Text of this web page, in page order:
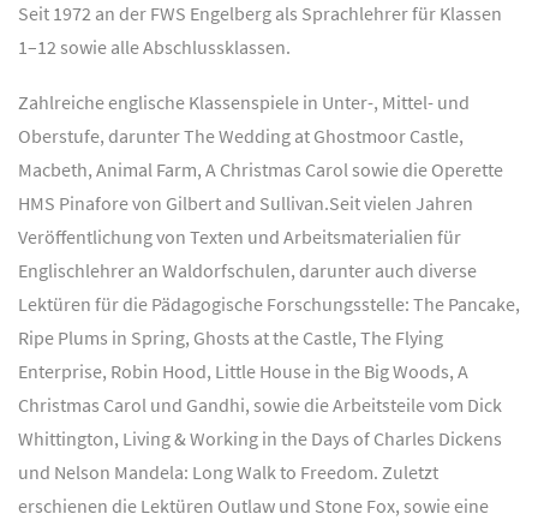
Seit 1972 an der FWS Engelberg als Sprachlehrer für Klassen
1–12 sowie alle Abschlussklassen.
Zahlreiche englische Klassenspiele in Unter-, Mittel- und
Oberstufe, darunter The Wedding at Ghostmoor Castle,
Macbeth, Animal Farm, A Christmas Carol sowie die Operette
HMS Pinafore von Gilbert and Sullivan.Seit vielen Jahren
Veröffentlichung von Texten und Arbeitsmaterialien für
Englischlehrer an Waldorfschulen, darunter auch diverse
Lektüren für die Pädagogische Forschungsstelle: The Pancake,
Ripe Plums in Spring, Ghosts at the Castle, The Flying
Enterprise, Robin Hood, Little House in the Big Woods, A
Christmas Carol und Gandhi, sowie die Arbeitsteile vom Dick
Whittington, Living & Working in the Days of Charles Dickens
und Nelson Mandela: Long Walk to Freedom. Zuletzt
erschienen die Lektüren Outlaw und Stone Fox, sowie eine